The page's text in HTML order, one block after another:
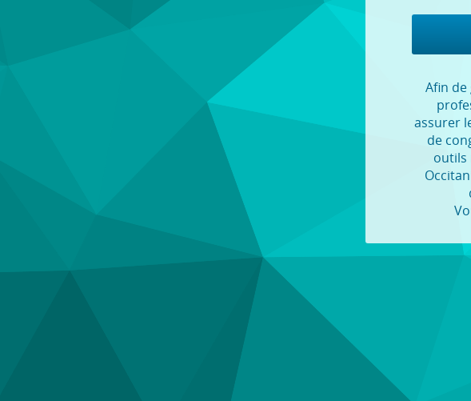
Afin de
assurer
de
outils